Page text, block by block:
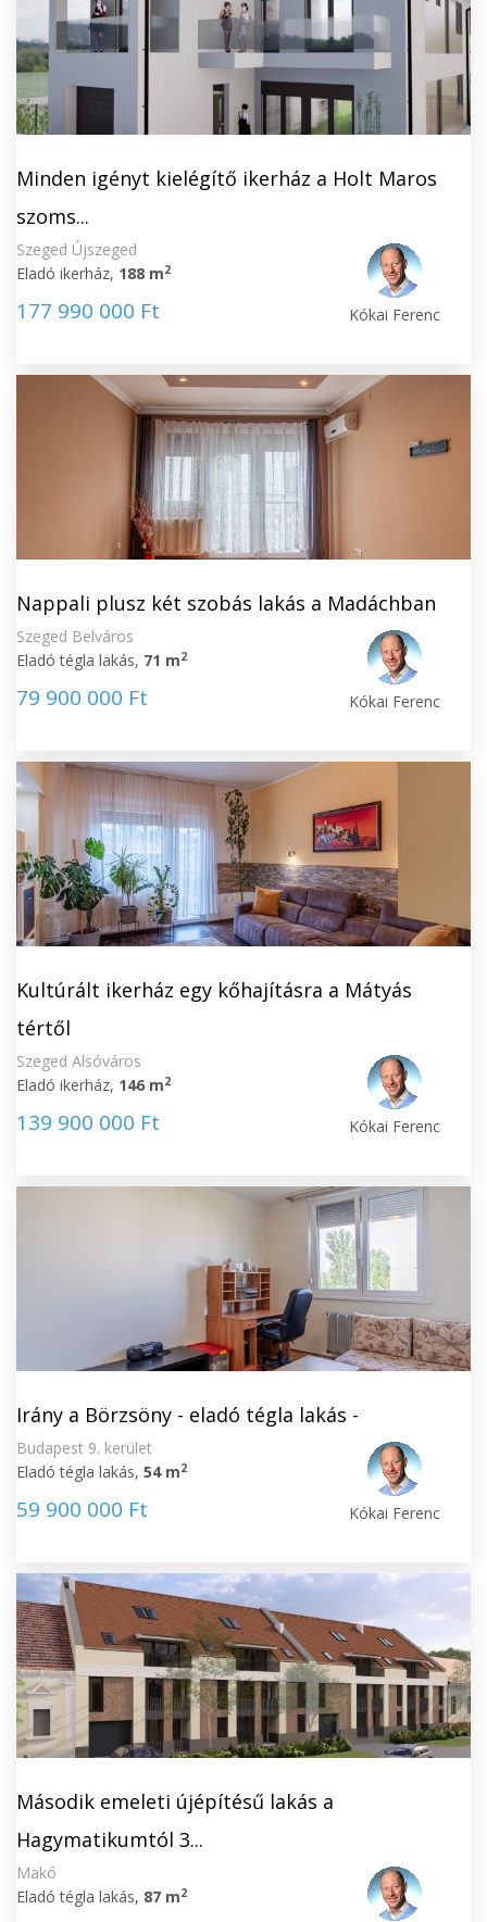
Minden igényt kielégítő ikerház a Holt Maros
szoms...
Szeged Újszeged
Eladó ikerház, 188 m2
177 990 000 Ft Kókai Ferenc
Nappali plusz két szobás lakás a Madáchban
Szeged Belváros
Eladó tégla lakás, 71 m2
79 900 000 Ft Kókai Ferenc
Kultúrált ikerház egy kőhajításra a Mátyás
tértől
Szeged Alsóváros
Eladó ikerház, 146 m2
139 900 000 Ft Kókai Ferenc
Irány a Börzsöny - eladó tégla lakás -
Budapest 9. kerület
Eladó tégla lakás, 54 m2
59 900 000 Ft Kókai Ferenc
Második emeleti újépítésű lakás a
Hagymatikumtól 3...
Makó
Eladó tégla lakás, 87 m2